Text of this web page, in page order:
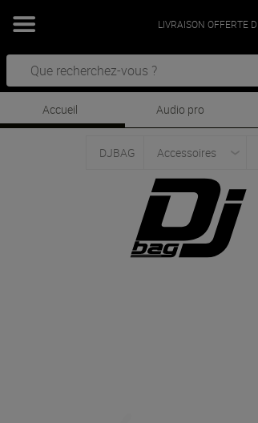
LIVRAISON OFFERTE
Accueil Audio pro
DJBAG Accessoires